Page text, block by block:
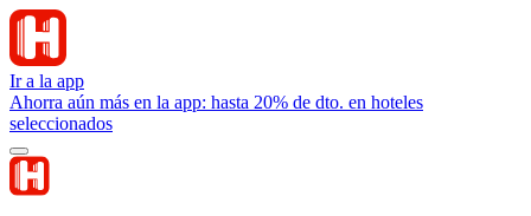
Ir a la app
Ahorra aún más en la app: hasta 20% de dto. en hoteles
seleccionados